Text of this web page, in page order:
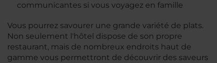
communicantes si vous voyagez en famille
Vous pourrez savourer une grande variété de plats.
Non seulement l'hôtel dispose de son propre
restaurant, mais de nombreux endroits haut de
gamme vous permettront de découvrir des saveurs